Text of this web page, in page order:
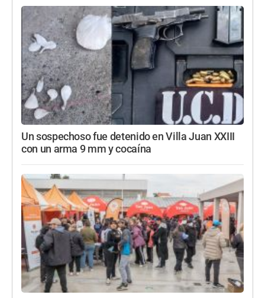
Un sospechoso fue detenido en Villa Juan XXIII
con un arma 9 mm y cocaína